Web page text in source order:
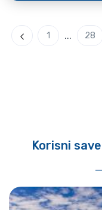
Previous
1 ... 28
Korisni